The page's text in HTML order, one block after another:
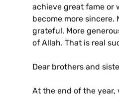
achieve great fame or
become more sincere.
grateful. More
of Allah. That is real
Dear brothers and
At the end of the year,